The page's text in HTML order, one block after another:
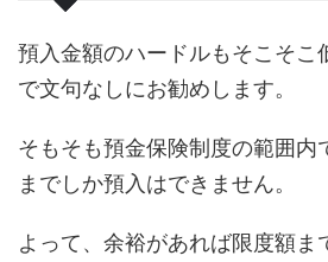
預入金額のハードルもそこそこ
で文句なしにお勧めします。
そもそも預金保険制度の範囲内
までしか預入はできません。
よって、余裕があれば限度額ま